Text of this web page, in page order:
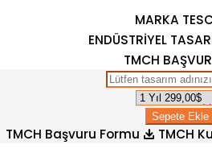
MARKA
ENDÜSTRİYEL
TMCH
Sepete Ekle
TMCH Başvuru Formu TMCH